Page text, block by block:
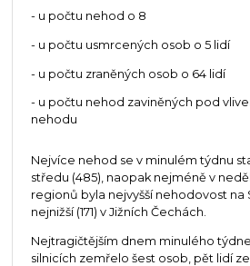
- u počtu nehod o 8
- u počtu usmrcených osob o 5 lidí
- u počtu zraněných osob o 64 lidí
- u počtu nehod zaviněných pod
nehodu
Nejvíce nehod se v minulém týdnu
středu (485), naopak nejméně v
regionů byla nejvyšší nehodovost na
nejnižší (171) v Jižních Čechách.
Nejtragičtějším dnem minulého
silnicích zemřelo šest osob, pět lidí